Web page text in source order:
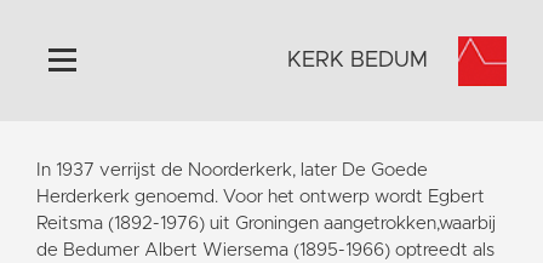
Home
Algemeen
Historie
KERK BEDUM
In 1937 verrijst de Noorderkerk, later De Goede
Herderkerk genoemd. Voor het ontwerp wordt Egbert
Reitsma (1892-1976) uit Groningen aangetrokken,waarbij
de Bedumer Albert Wiersema (1895-1966) optreedt als